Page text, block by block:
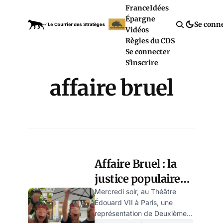
FranceIdées
Épargne
Vidéos
Règles du CDS
Se connecter
S'inscrire
Se
affaire bruel
Affaire Bruel : la
justice populaire
s'installe dans les
salles de spectacle
Mercredi soir, au Théâtre
Édouard VII à Paris, une
représentation de Deuxième